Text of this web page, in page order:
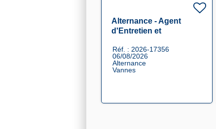
Alternance - Agent
d'Entretien et
F/H
Réf. : 2026-17356
06/08/2026
Alternance
Vannes